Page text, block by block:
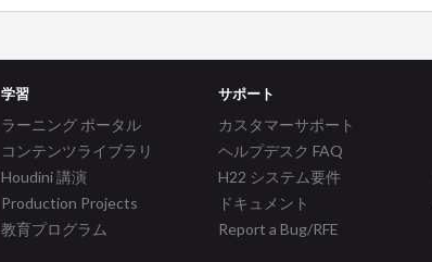
学習
ラーニング ポータル
コンテンツライブラリ
Houdini 講演
Production Projects
教育プログラム
サポート
カスタマーサポート
ヘルプデスク FAQ
H22 システム要件
ドキュメント
Report a Bug/RFE